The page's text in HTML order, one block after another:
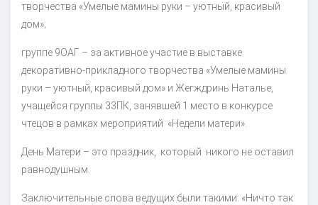
творчества «Умелые мамины руки – уютный, красивый
дом»;
группе 9ОАГ – за активное участие в выставке
декоративно-прикладного творчества «Умелые мамины
руки – уютный, красивый дом» и Жегждринь Наталье,
учащейся группы 33ПК, занявшей 1 место в конкурсе
чтецов в рамках мероприятий «Недели матери».
День Матери – это праздник, который никого не оставил
равнодушным.
Заключительные слова ведущих были такими: «Ничто так